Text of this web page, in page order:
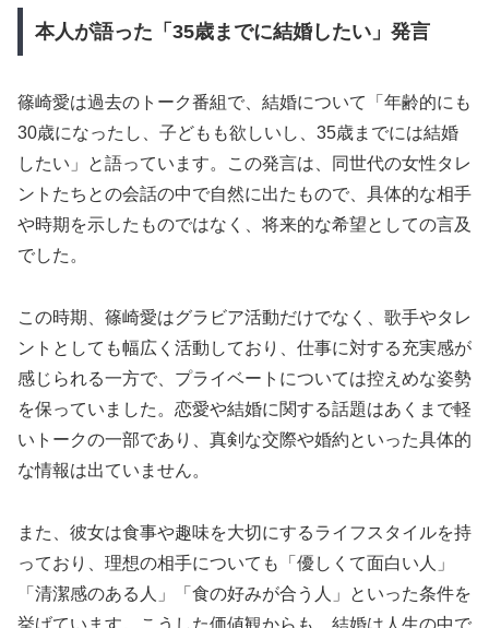
本人が語った「35歳までに結婚したい」発言
篠崎愛は過去のトーク番組で、結婚について「年齢的にも
30歳になったし、子どもも欲しいし、35歳までには結婚
したい」と語っています。この発言は、同世代の女性タレ
ントたちとの会話の中で自然に出たもので、具体的な相手
や時期を示したものではなく、将来的な希望としての言及
でした。
この時期、篠崎愛はグラビア活動だけでなく、歌手やタレ
ントとしても幅広く活動しており、仕事に対する充実感が
感じられる一方で、プライベートについては控えめな姿勢
を保っていました。恋愛や結婚に関する話題はあくまで軽
いトークの一部であり、真剣な交際や婚約といった具体的
な情報は出ていません。
また、彼女は食事や趣味を大切にするライフスタイルを持
っており、理想の相手についても「優しくて面白い人」
「清潔感のある人」「食の好みが合う人」といった条件を
挙げています。こうした価値観からも、結婚は人生の中で